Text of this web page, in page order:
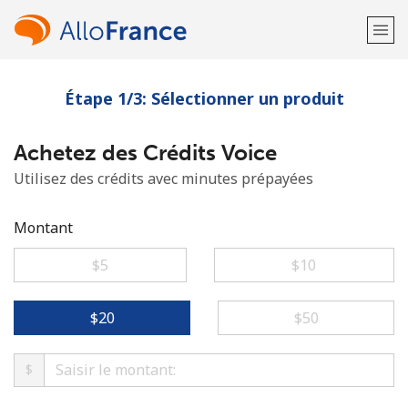
Bienvenue!
Vous avez déjà un compte?Connectez-vous →
Étape 1/3: Sélectionner un produit
Achetez des Crédits Voice
Utilisez des crédits avec minutes prépayées
Montant
⁦$5⁩
⁦$10⁩
⁦$20⁩ ⁦$50⁩
$